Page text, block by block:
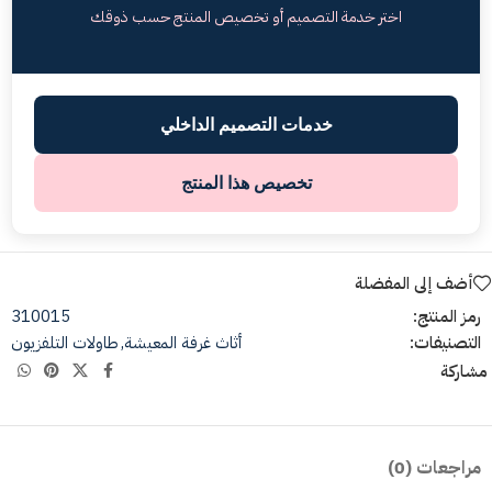
اختر خدمة التصميم أو تخصيص المنتج حسب ذوقك
خدمات التصميم الداخلي
تخصيص هذا المنتج
أضف إلى المفضلة
رمز المنتج:
310015
التصنيفات:
أثاث غرفة المعيشة,طاولات التلفزيون
مشاركة
مراجعات (0)